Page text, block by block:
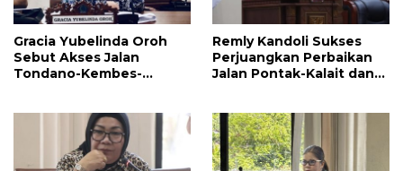
Gracia Yubelinda Oroh
Sebut Akses Jalan
Tondano-Kembes-
Remly Kandoli Sukses
Perjuangkan Perbaikan
Jalan Pontak-Kalait dan